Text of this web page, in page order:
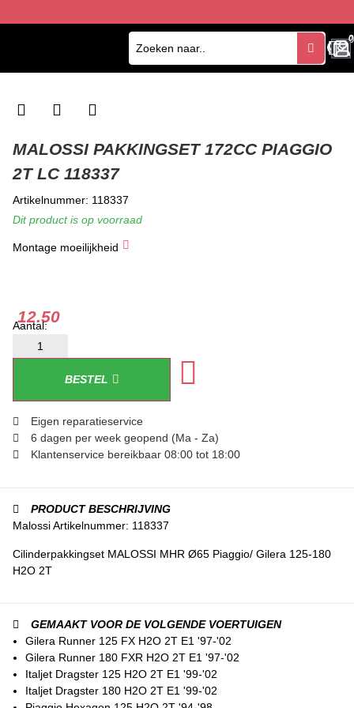
0
0
MALOSSI PAKKINGSET 172CC PIAGGIO
2T LC 118337
Artikelnummer: 118337
Dit product is op voorraad
Montage moeilijkheid
★ ★
12.50
BESTEL
Eigen reparatieservice
6 dagen per week geopend (Ma - Za)
Klantenservice bereikbaar 08:00 tot 18:00
PRODUCT BESCHRIJVING
Malossi Artikelnummer: 118337
Cilinderpakkingset MALOSSI MHR Ø65 Piaggio/ Gilera 125-180
H2O 2T
GEMAAKT VOOR DE VOLGENDE VOERTUIGEN
Gilera Runner 125 FX H2O 2T E1 '97-'02
Gilera Runner 180 FXR H2O 2T E1 '97-'02
Italjet Dragster 125 H2O 2T E1 '99-'02
Italjet Dragster 180 H2O 2T E1 '99-'02